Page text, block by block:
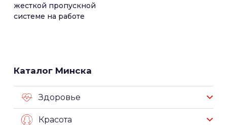
жесткой пропускной
системе на работе
Каталог Минска
Здоровье
Красота